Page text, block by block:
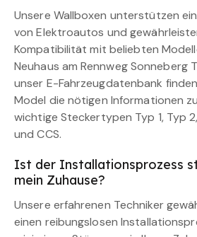
Unsere Wallboxen unterstützen
von Elektroautos und
Kompatibilität mit beliebten
Neuhaus am Rennweg Sonneberg
unser E-Fahrzeugdatenbank
Model die nötigen Informationen
wichtige Steckertypen Typ 1, Typ
und CCS.
Ist der Installationsprozess
mein Zuhause?
Unsere erfahrenen Techniker
einen reibungslosen